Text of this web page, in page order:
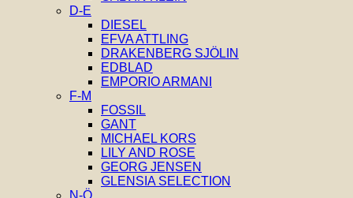
D-E
DIESEL
EFVA ATTLING
DRAKENBERG SJÖLIN
EDBLAD
EMPORIO ARMANI
F-M
FOSSIL
GANT
MICHAEL KORS
LILY AND ROSE
GEORG JENSEN
GLENSIA SELECTION